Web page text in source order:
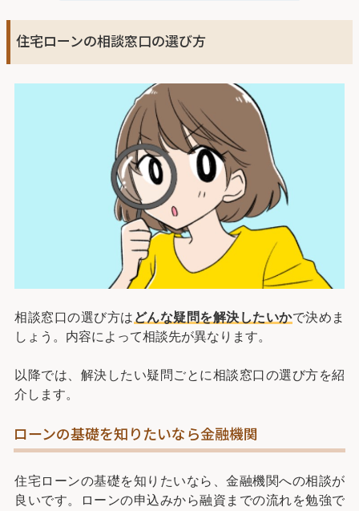
住宅ローンの相談窓口の選び方
相談窓口の選び方は どんな疑問を解決したいかで決めま
しょう。内容によって相談先が異なります。
以降では、解決したい疑問ごとに相談窓口の選び方を紹
介します。
ローンの基礎を知りたいなら金融機関
住宅ローンの基礎を知りたいなら、金融機関への相談が
良いです。ローンの申込みから融資までの流れを勉強で